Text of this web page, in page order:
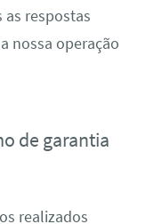
respostas
nossa operação
de garantia
realizados